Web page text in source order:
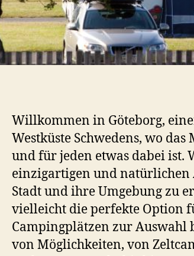
Willkommen in Göteborg,
Westküste Schwedens, wo
und für jeden etwas dabei ist.
einzigartigen und natürlichen
Stadt und ihre Umgebung zu
vielleicht die perfekte Option
Campingplätzen zur Auswahl
von Möglichkeiten, von